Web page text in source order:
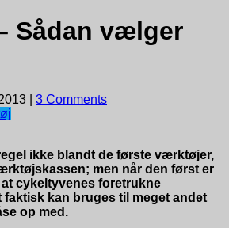
Sådan vælger
3 Comments
ikke blandt de første værktøjer,
men når den først er
cykeltyvenes foretrukne
kan bruges til meget andet
op med.